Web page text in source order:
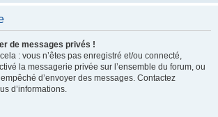
de messages privés !
: vous n’êtes pas enregistré et/ou connecté,
la messagerie privée sur l’ensemble du forum, ou
d’envoyer des messages. Contactez
d’informations.